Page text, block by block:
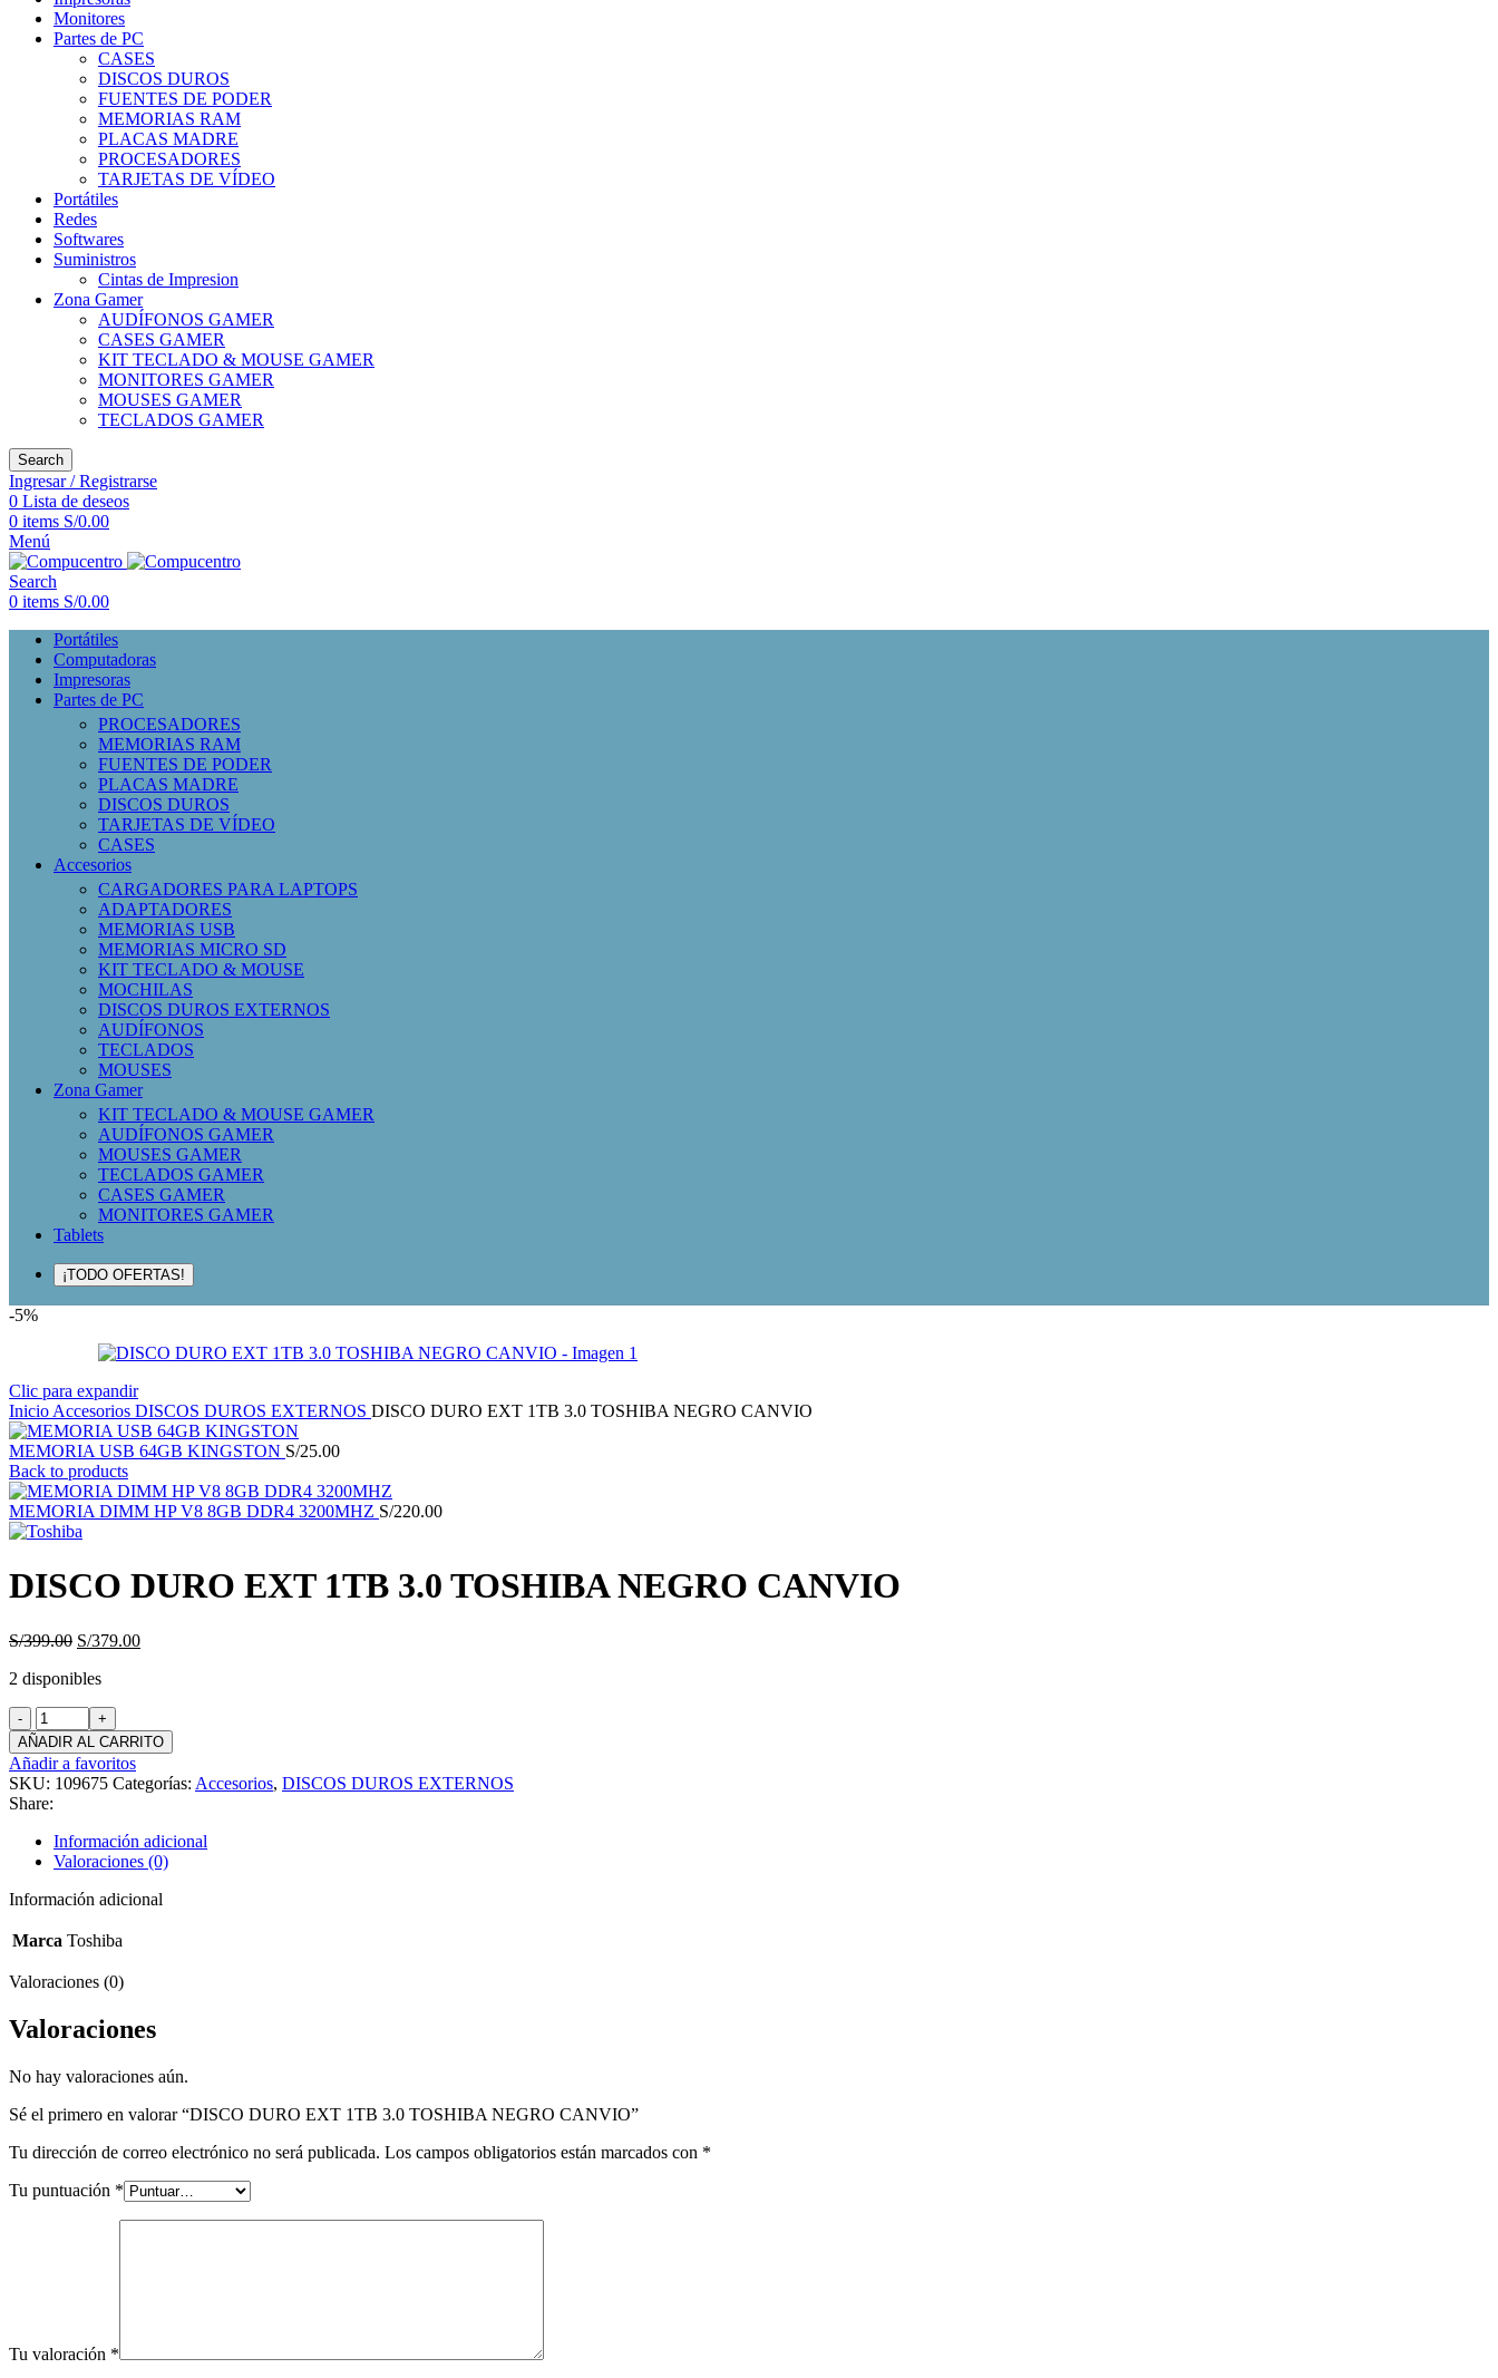
Monitores
Partes de PC
CASES
DISCOS DUROS
FUENTES DE PODER
MEMORIAS RAM
PLACAS MADRE
PROCESADORES
TARJETAS DE VÍDEO
Portátiles
Redes
Softwares
Suministros
Cintas de Impresion
Zona Gamer
AUDÍFONOS GAMER
CASES GAMER
KIT TECLADO & MOUSE GAMER
MONITORES GAMER
MOUSES GAMER
TECLADOS GAMER
Search
Ingresar / Registrarse
0 Lista de deseos
0 items S/0.00
Menú
Search
0 items S/0.00
Portátiles
Computadoras
Impresoras
Partes de PC
PROCESADORES
MEMORIAS RAM
FUENTES DE PODER
PLACAS MADRE
DISCOS DUROS
TARJETAS DE VÍDEO
CASES
Accesorios
CARGADORES PARA LAPTOPS
ADAPTADORES
MEMORIAS USB
MEMORIAS MICRO SD
KIT TECLADO & MOUSE
MOCHILAS
DISCOS DUROS EXTERNOS
AUDÍFONOS
TECLADOS
MOUSES
Zona Gamer
KIT TECLADO & MOUSE GAMER
AUDÍFONOS GAMER
MOUSES GAMER
TECLADOS GAMER
CASES GAMER
MONITORES GAMER
Tablets
¡TODO OFERTAS!
-5%
Clic para expandir
Inicio Accesorios DISCOS DUROS EXTERNOS DISCO DURO EXT 1TB 3.0 TOSHIBA NEGRO CANVIO
MEMORIA USB 64GB KINGSTON S/25.00
Back to products
MEMORIA DIMM HP V8 8GB DDR4 3200MHZ S/220.00
DISCO DURO EXT 1TB 3.0 TOSHIBA NEGRO CANVIO
S/399.00 El
original
S/399.00.
S/379.00El
2 disponibles
DISCO
DURO
EXT
1TB
3.0
TOSHIBA
NEGRO
CANVIO
cantidad
AÑADIR AL CARRITO
Añadir a favoritos
SKU: 109675 Categorías: Accesorios, DISCOS DUROS EXTERNOS
Share:
Información adicional
Valoraciones (0)
Información adicional
Marca Toshiba
Valoraciones (0)
Valoraciones
No hay valoraciones aún.
Sé el primero en valorar “DISCO DURO EXT 1TB 3.0 TOSHIBA NEGRO CANVIO”
Tu dirección de correo electrónico no será publicada. Los campos obligatorios están marcados con *
Tu puntuación *
Tu valoración *